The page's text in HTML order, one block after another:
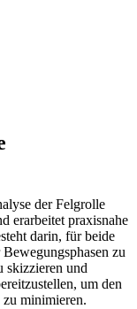
der Felgrolle
erarbeitet praxisnahe
darin, für beide
zu
skizzieren und
um den
minimieren.